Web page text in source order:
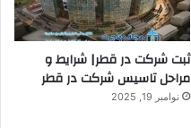
ثبت شرکت در قطر| شرایط و
مراحل تاسیس شرکت در قطر
نوامبر 19, 2025